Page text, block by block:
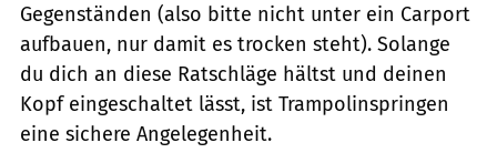
Gegenständen (also bitte nicht unter ein Carport
aufbauen, nur damit es trocken steht). Solange
du dich an diese Ratschläge hältst und deinen
Kopf eingeschaltet lässt, ist Trampolinspringen
eine sichere Angelegenheit.